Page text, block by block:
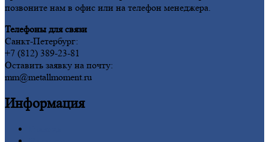
позвоните нам в офис или на телефон менеджера.
Телефоны для связи
Санкт-Петербург:
+7 (812) 389-23-81
Оставить заявку на почту:
mm@metallmoment.ru
Информация